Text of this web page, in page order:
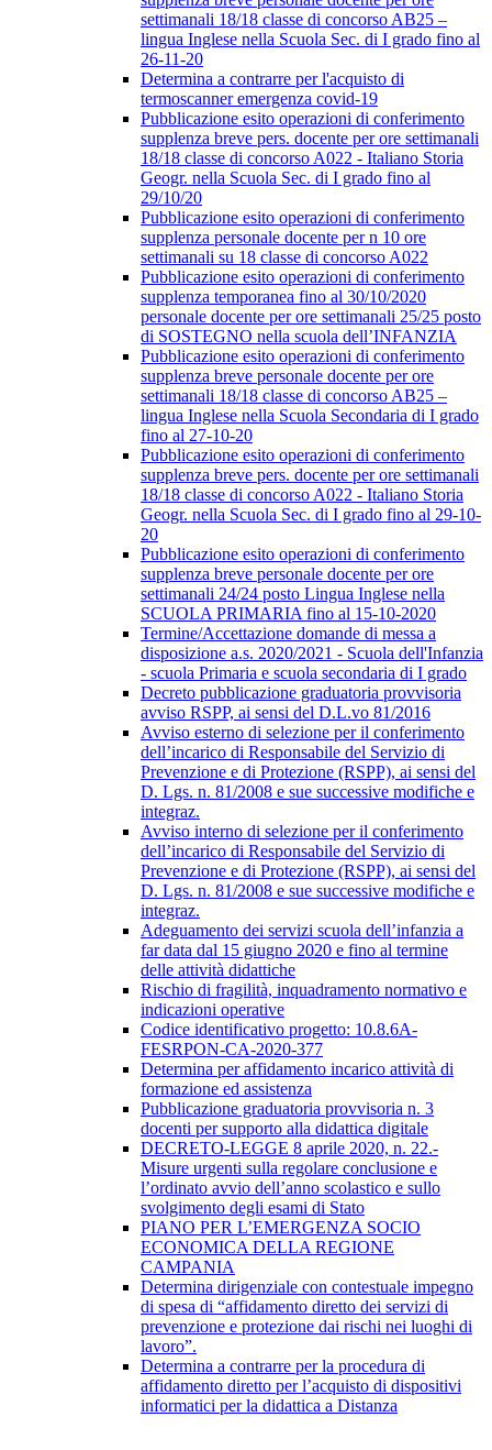
settimanali 18/18 classe di concorso AB25 –
lingua Inglese nella Scuola Sec. di I grado fino al
26-11-20
Determina a contrarre per l'acquisto di
termoscanner emergenza covid-19
Pubblicazione esito operazioni di conferimento
supplenza breve pers. docente per ore settimanali
18/18 classe di concorso A022 - Italiano Storia
Geogr. nella Scuola Sec. di I grado fino al
29/10/20
Pubblicazione esito operazioni di conferimento
supplenza personale docente per n 10 ore
settimanali su 18 classe di concorso A022
Pubblicazione esito operazioni di conferimento
supplenza temporanea fino al 30/10/2020
personale docente per ore settimanali 25/25 posto
di SOSTEGNO nella scuola dell’INFANZIA
Pubblicazione esito operazioni di conferimento
supplenza breve personale docente per ore
settimanali 18/18 classe di concorso AB25 –
lingua Inglese nella Scuola Secondaria di I grado
fino al 27-10-20
Pubblicazione esito operazioni di conferimento
supplenza breve pers. docente per ore settimanali
18/18 classe di concorso A022 - Italiano Storia
Geogr. nella Scuola Sec. di I grado fino al 29-10-
20
Pubblicazione esito operazioni di conferimento
supplenza breve personale docente per ore
settimanali 24/24 posto Lingua Inglese nella
SCUOLA PRIMARIA fino al 15-10-2020
Termine/Accettazione domande di messa a
disposizione a.s. 2020/2021 - Scuola dell'Infanzia
- scuola Primaria e scuola secondaria di I grado
Decreto pubblicazione graduatoria provvisoria
avviso RSPP, ai sensi del D.L.vo 81/2016
Avviso esterno di selezione per il conferimento
dell’incarico di Responsabile del Servizio di
Prevenzione e di Protezione (RSPP), ai sensi del
D. Lgs. n. 81/2008 e sue successive modifiche e
integraz.
Avviso interno di selezione per il conferimento
dell’incarico di Responsabile del Servizio di
Prevenzione e di Protezione (RSPP), ai sensi del
D. Lgs. n. 81/2008 e sue successive modifiche e
integraz.
Adeguamento dei servizi scuola dell’infanzia a
far data dal 15 giugno 2020 e fino al termine
delle attività didattiche
Rischio di fragilità, inquadramento normativo e
indicazioni operative
Codice identificativo progetto: 10.8.6A-
FESRPON-CA-2020-377
Determina per affidamento incarico attività di
formazione ed assistenza
Pubblicazione graduatoria provvisoria n. 3
docenti per supporto alla didattica digitale
DECRETO-LEGGE 8 aprile 2020, n. 22.-
Misure urgenti sulla regolare conclusione e
l’ordinato avvio dell’anno scolastico e sullo
svolgimento degli esami di Stato
PIANO PER L’EMERGENZA SOCIO
ECONOMICA DELLA REGIONE
CAMPANIA
Determina dirigenziale con contestuale impegno
di spesa di “affidamento diretto dei servizi di
prevenzione e protezione dai rischi nei luoghi di
lavoro”.
Determina a contrarre per la procedura di
affidamento diretto per l’acquisto di dispositivi
informatici per la didattica a Distanza